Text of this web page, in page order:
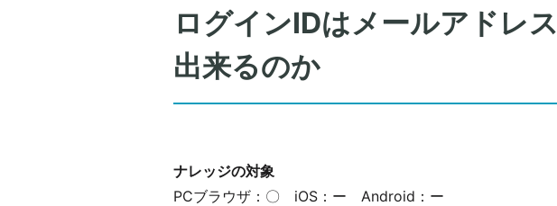
ログインIDはメールアドレ
出来るのか
ナレッジの対象
PCブラウザ：〇 iOS：ー Android：ー